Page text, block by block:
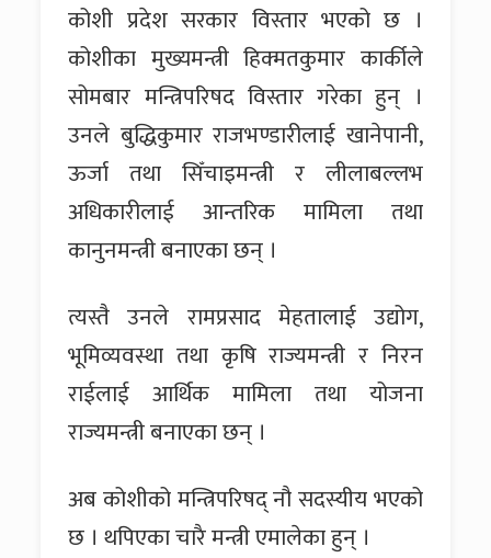
कोशी प्रदेश सरकार विस्तार भएको छ ।
कोशीका मुख्यमन्त्री हिक्मतकुमार कार्कीले
सोमबार मन्त्रिपरिषद विस्तार गरेका हुन् ।
उनले बुद्धिकुमार राजभण्डारीलाई खानेपानी,
ऊर्जा तथा सिँचाइमन्त्री र लीलाबल्लभ
अधिकारीलाई आन्तरिक मामिला तथा
कानुनमन्त्री बनाएका छन् ।
त्यस्तै उनले रामप्रसाद मेहतालाई उद्योग,
भूमिव्यवस्था तथा कृषि राज्यमन्त्री र निरन
राईलाई आर्थिक मामिला तथा योजना
राज्यमन्त्री बनाएका छन् ।
अब कोशीको मन्त्रिपरिषद् नौ सदस्यीय भएको
छ । थपिएका चारै मन्त्री एमालेका हुन् ।